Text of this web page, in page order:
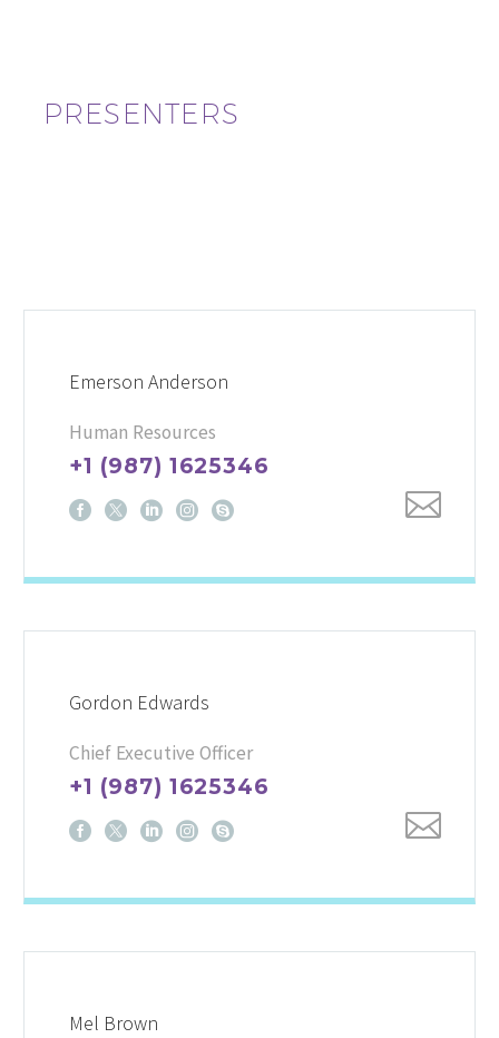
PRESENTERS
Emerson Anderson
Human Resources
+1 (987) 1625346
Gordon Edwards
Chief Executive Officer
+1 (987) 1625346
Mel Brown